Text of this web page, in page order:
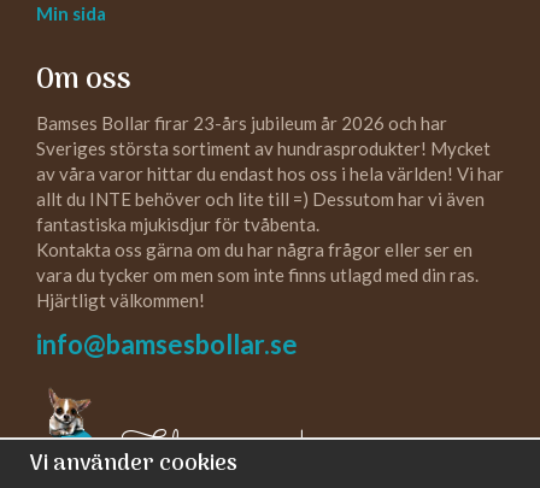
Min sida
Om oss
Bamses Bollar firar 23-års jubileum år 2026 och har
Sveriges största sortiment av hundrasprodukter! Mycket
av våra varor hittar du endast hos oss i hela världen! Vi har
allt du INTE behöver och lite till =) Dessutom har vi även
fantastiska mjukisdjur för tvåbenta.
Kontakta oss gärna om du har några frågor eller ser en
vara du tycker om men som inte finns utlagd med din ras.
Hjärtligt välkommen!
info@bamsesbollar.se
Följ oss gärna!
Vi använder cookies